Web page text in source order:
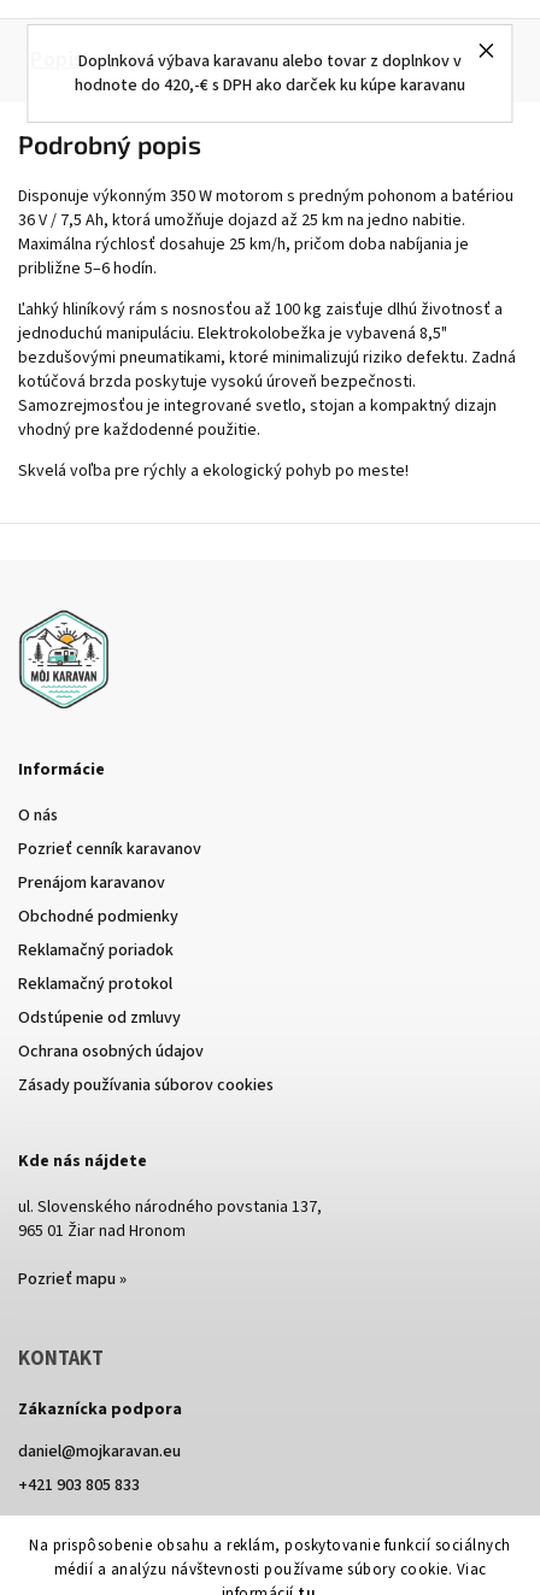
Na prispôsobenie obsahu a reklám, poskytovanie funkcií sociálnych
médií a analýzu návštevnosti používame súbory cookie. Viac
Doplnková výbava karavanu alebo tovar z doplnkov v
hodnote do 420,-€ s DPH ako darček ku kúpe karavanu
Popis Diskusia
Podrobný popis
Disponuje výkonným 350 W motorom s predným pohonom a batériou
36 V / 7,5 Ah, ktorá umožňuje dojazd až 25 km na jedno nabitie.
Maximálna rýchlosť dosahuje 25 km/h, pričom doba nabíjania je
približne 5–6 hodín.
Ľahký hliníkový rám s nosnosťou až 100 kg zaisťuje dlhú životnosť a
jednoduchú manipuláciu. Elektrokolobežka je vybavená 8,5"
bezdušovými pneumatikami, ktoré minimalizujú riziko defektu. Zadná
kotúčová brzda poskytuje vysokú úroveň bezpečnosti.
Samozrejmosťou je integrované svetlo, stojan a kompaktný dizajn
vhodný pre každodenné použitie.
Skvelá voľba pre rýchly a ekologický pohyb po meste!
Informácie
O nás
Pozrieť cenník karavanov
Prenájom karavanov
Obchodné podmienky
Reklamačný poriadok
Reklamačný protokol
Odstúpenie od zmluvy
Ochrana osobných údajov
Zásady používania súborov cookies
Kde nás nájdete
ul. Slovenského národného povstania 137,
965 01 Žiar nad Hronom
Pozrieť mapu »
KONTAKT
Zákaznícka podpora
daniel@mojkaravan.eu
+421 903 805 833